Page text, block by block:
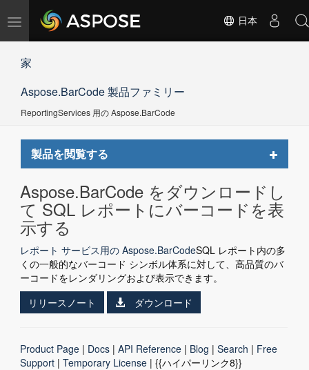
ナ
ー
ョ
の
日本
家
Aspose.BarCode 製品ファミリー
ReportingServices 用の Aspose.BarCode
製品を閲覧する
Toggle
Aspose.BarCode をダウンロードし
て SQL レポートにバーコードを表
示する
レポート サービス用の Aspose.BarCodeSQL レポート内の多
くの一般的なバーコード シンボル体系に対して、高品質のバ
ーコードをレンダリングおよび表示できます。
リリースノート
ダウンロード
Product Page | Docs | API Reference | Blog | Search | Free
Support | Temporary License | {{ハイパーリンク8}}